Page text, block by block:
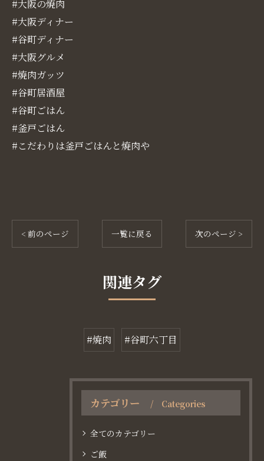
#大阪の焼肉
#大阪ディナー
#谷町ディナー
#大阪グルメ
#焼肉ガッツ
#谷町居酒屋
#谷町ごはん
#釜戸ごはん
#こだわりは釜戸ごはんと焼肉や
< 前のページ 一覧に戻る 次のページ >
関連タグ
#焼肉 #谷町六丁目
カテゴリー Categories
全てのカテゴリー
ご飯